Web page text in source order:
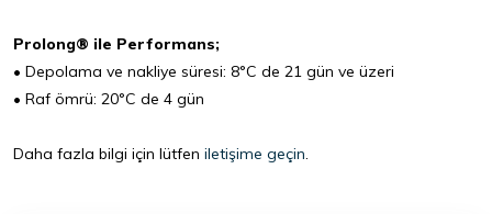
Prolong® ile Performans;
• Depolama ve nakliye süresi: 8°C de 21 gün ve üzeri
• Raf ömrü: 20°C de 4 gün
Daha fazla bilgi için lütfen iletişime geçin.